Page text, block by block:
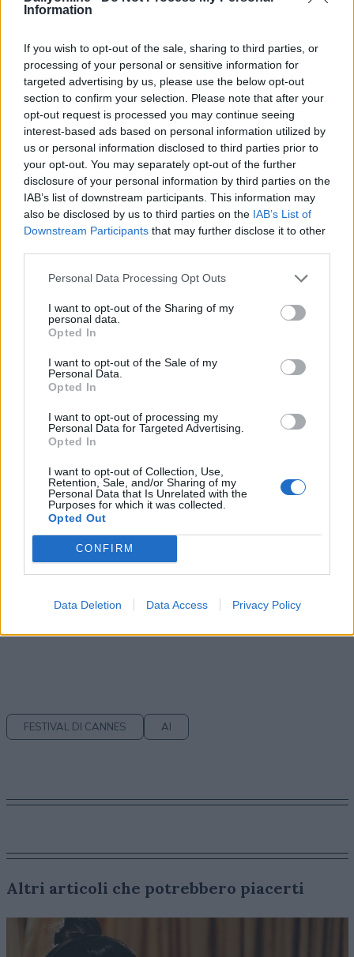
Information
If you wish to opt-out of the sale, sharing to third parties, or
processing of your personal or sensitive information for
targeted advertising by us, please use the below opt-out
section to confirm your selection. Please note that after your
opt-out request is processed you may continue seeing
interest-based ads based on personal information utilized by
us or personal information disclosed to third parties prior to
your opt-out. You may separately opt-out of the further
disclosure of your personal information by third parties on the
IAB’s list of downstream participants. This information may
also be disclosed by us to third parties on the IAB’s List of
Downstream Participants that may further disclose it to other
Personal Data Processing Opt Outs
I want to opt-out of the Sharing of my
personal data.
Opted In
I want to opt-out of the Sale of my
Personal Data.
Opted In
I want to opt-out of processing my
Personal Data for Targeted Advertising.
Opted In
I want to opt-out of Collection, Use,
Retention, Sale, and/or Sharing of my
Personal Data that Is Unrelated with the
Purposes for which it was collected.
Opted Out
CONFIRM
Data Deletion Data Access Privacy Policy
consumatori per sviluppare nuove intuizioni (
Il rischio omologazione preoccupa il 58% dei
marketer
Permangono tuttavia legittime preoccupazioni riguardo
all'omogeneità creativa e al rischio di trovarsi con "un
mare di uniformità creativa" (
58%).
Con maggiore ottimismo, molti (74% ) sperano che l'AI
contribuirà a misurare l'impatto della creatività sul
business; attualmente, il38%la utilizza già a questo
scopo. Il78%ritiene che potenziare le competenze in
materia di AI sia fondamentale per raggiungere
l'eccellenza creativa in futuro.
La sfida non riguarda solo il marketing: molti ritengono
che l'impatto dell'AI sia probabilmente sovrastimato
dai vertici aziendali. Quasi due terzi (
professionisti del marketing affermano che i vertici
spingono per risparmi di efficienza eccessivamente
ottimistici derivanti dall'AI, e il
ritiene che ciò stia
spostando l'attenzione dall'efficacia del marketing.
Nuovo modello di agenzia per il 62% degli intervistati
20%degli intervistati afferma di aver ristrutturato e
creativa; il25%ha creato dei comitati creativi per
rivedere e commentare il proprio lavoro, stimolare e
mettere in discussione le idee; il
futuro sia necessario un nuovo modello di agenzia con
un numero inferiore di persone altamente qualificate; e
il66%afferma che il marketing offre concrete
professione.
FESTIVAL DI CANNES AI
Altri articoli che potrebbero piacerti